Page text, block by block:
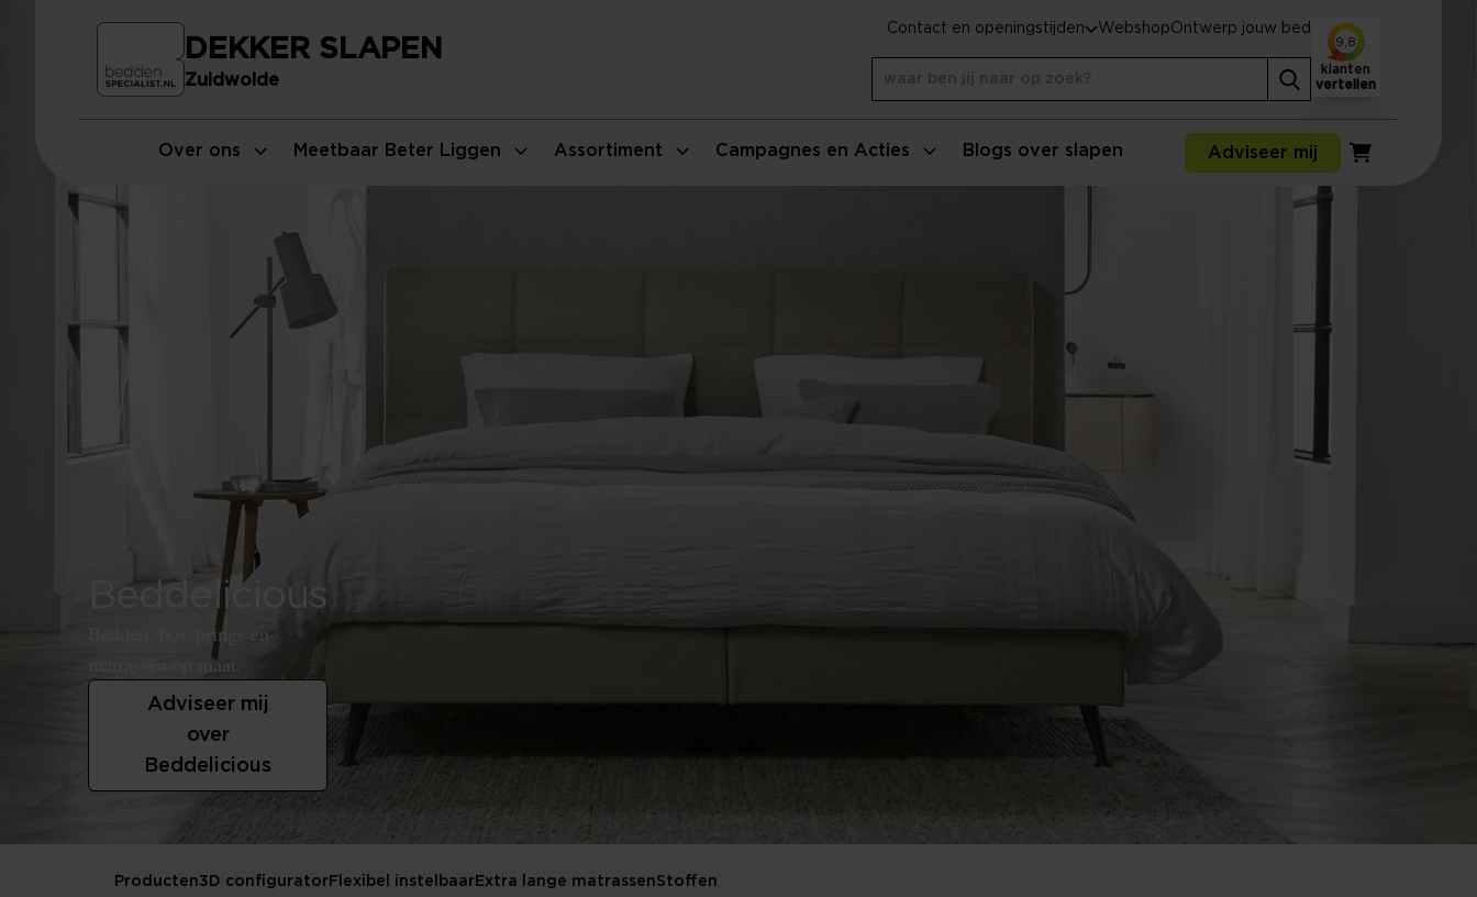
Over ons Meetbaar Beter Liggen Assortiment Campagnes en Acties Blogs over slapen Adviseer mij
Winkelwagen
DEKKER SLAPEN
Zuidwolde
Contact en openingstijden WebshopOntwerp jouw bed
9,8
klanten
vertellen
Beddelicious
Bedden, boxsprings en
matrassen op maat.
Adviseer mij
over
Beddelicious
Producten3D configurator Flexibel instelbaar Extra lange matrassenStoffen